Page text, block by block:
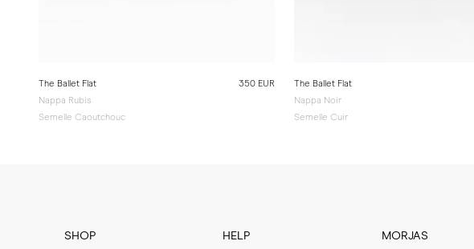
The Ballet Flat
Nappa Rubis
Semelle Caoutchouc
350 EUR
The Ballet Flat
Nappa Noir
Semelle Cuir
SHOP HELP MORJAS